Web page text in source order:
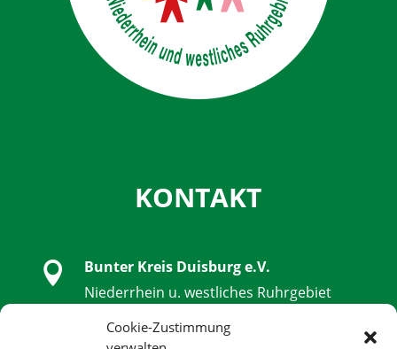
Cookie-Zustimmung
KONTAKT

Bunter Kreis Duisburg e.V.
Niederrhein u. westliches Ruhrgebiet